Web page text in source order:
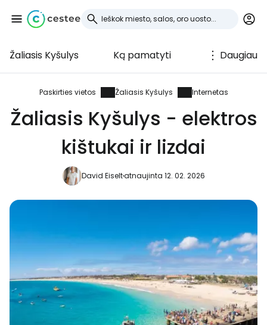
Žaliasis Kyšulys Ką pamatyti Daugiau
Paskirties vietos Žaliasis Kyšulys Internetas
Žaliasis Kyšulys - elektros
kištukai ir lizdai
David Eiseltatnaujinta 12. 02. 2026
Prisijunkite prie
Cestee
... pasaulinė kelionių bendruomenė
Tęsti el. paštu